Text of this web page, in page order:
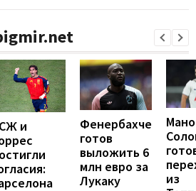
и
Фенербахче
готов
выложить 6
млн евро за
Лукаку
из